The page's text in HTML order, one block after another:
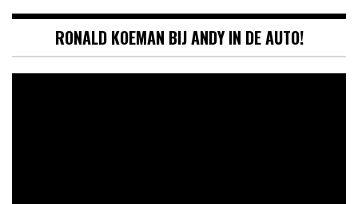
RONALD KOEMAN BIJ ANDY IN DE AUTO!